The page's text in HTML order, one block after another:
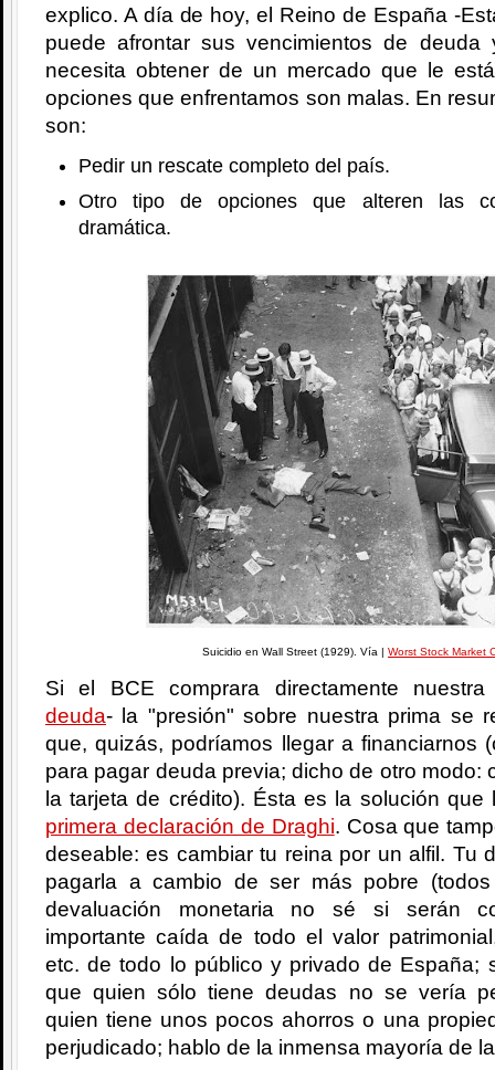
explico. A día de hoy, el Reino de España -
puede afrontar sus vencimientos de
necesita obtener de un mercado que le
opciones que enfrentamos son malas. En
son:
Pedir un rescate completo del país.
Otro tipo de opciones que alteren las
dramática.
Suicidio en Wall Street (1929). Vía | Worst Stock Market
Si el BCE comprara directamente
deuda- la "presión" sobre nuestra prima se
que, quizás, podríamos llegar a financiarnos
para pagar deuda previa; dicho de otro modo:
la tarjeta de crédito). Ésta es la solución
primera declaración de Draghi. Cosa que
deseable: es cambiar tu reina por un alfil. Tu
pagarla a cambio de ser más pobre
devaluación monetaria no sé si serán
importante caída de todo el valor
etc. de todo lo público y privado de España;
que quien sólo tiene deudas no se vería
quien tiene unos pocos ahorros o una
perjudicado; hablo de la inmensa mayoría de